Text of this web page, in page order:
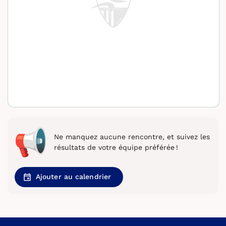
Ne manquez aucune rencontre, et suivez les
résultats de votre équipe préférée !
Ajouter au calendrier